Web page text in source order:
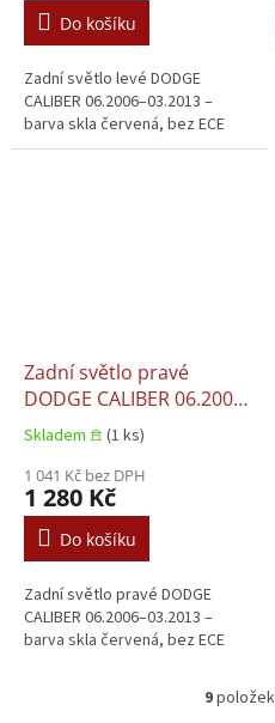
Do košíku
Zadní světlo levé DODGE
CALIBER 06.2006–03.2013 –
barva skla červená, bez ECE
Zadní světlo pravé
DODGE CALIBER 06.2006–
03.2013
Skladem 𖠿 (1 ks)
1 041 Kč bez DPH
1 280 Kč
Do košíku
Zadní světlo pravé DODGE
CALIBER 06.2006–03.2013 –
barva skla červená, bez ECE
9